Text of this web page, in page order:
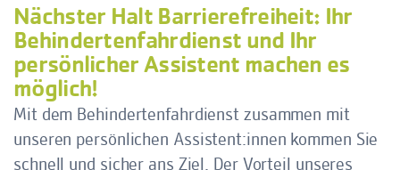
Nächster Halt Barrierefreiheit: Ihr
Behindertenfahrdienst und Ihr
persönlicher Assistent machen es
möglich!
Mit dem Behindertenfahrdienst zusammen mit
unseren persönlichen Assistent:innen kommen Sie